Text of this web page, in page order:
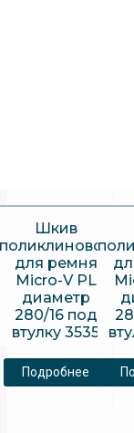
Шкив
для ремня
Micro-V PL
диаметр
280/16 под
втулку 3535
Подробнее